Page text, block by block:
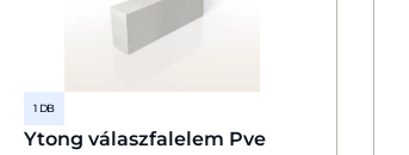
1 DB
Ytong válaszfalelem Pve